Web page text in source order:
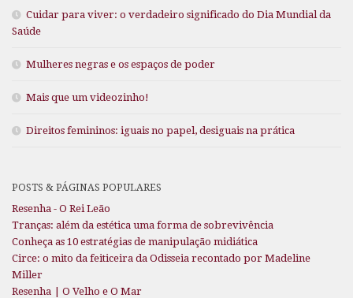
Cuidar para viver: o verdadeiro significado do Dia Mundial da
Saúde
Mulheres negras e os espaços de poder
Mais que um videozinho!
Direitos femininos: iguais no papel, desiguais na prática
POSTS & PÁGINAS POPULARES
Resenha - O Rei Leão
Tranças: além da estética uma forma de sobrevivência
Conheça as 10 estratégias de manipulação midiática
Circe: o mito da feiticeira da Odisseia recontado por Madeline
Miller
Resenha | O Velho e O Mar